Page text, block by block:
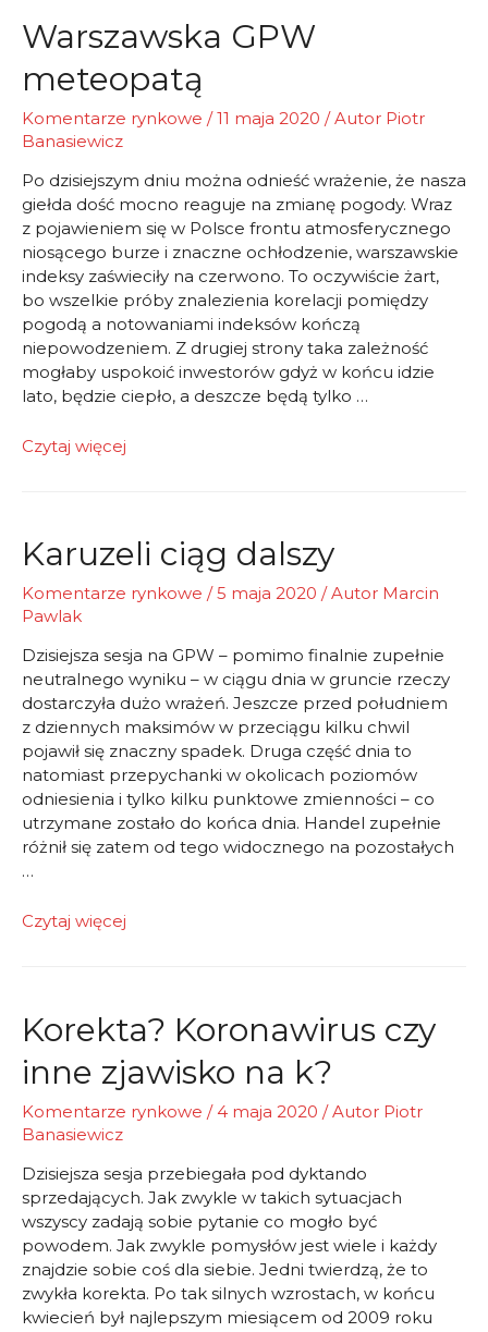
wysokim
tempie
Warszawska GPW
meteopatą
Komentarze rynkowe /11 maja 2020 / Autor Piotr
Banasiewicz
Po dzisiejszym dniu można odnieść wrażenie, że nasza
giełda dość mocno reaguje na zmianę pogody. Wraz
z pojawieniem się w Polsce frontu atmosferycznego
niosącego burze i znaczne ochłodzenie, warszawskie
indeksy zaświeciły na czerwono. To oczywiście żart,
bo wszelkie próby znalezienia korelacji pomiędzy
pogodą a notowaniami indeksów kończą
niepowodzeniem. Z drugiej strony taka zależność
mogłaby uspokoić inwestorów gdyż w końcu idzie
lato, będzie ciepło, a deszcze będą tylko …
Warszawska
Czytaj więcej
Karuzeli ciąg dalszy
Komentarze rynkowe /5 maja 2020 / Autor Marcin
Pawlak
Dzisiejsza sesja na GPW – pomimo finalnie zupełnie
neutralnego wyniku – w ciągu dnia w gruncie rzeczy
dostarczyła dużo wrażeń. Jeszcze przed południem
z dziennych maksimów w przeciągu kilku chwil
pojawił się znaczny spadek. Druga część dnia to
natomiast przepychanki w okolicach poziomów
odniesienia i tylko kilku punktowe zmienności – co
utrzymane zostało do końca dnia. Handel zupełnie
różnił się zatem od tego widocznego na pozostałych
…
Karuzeli
Czytaj więcej
Korekta? Koronawirus czy
inne zjawisko na k?
Komentarze rynkowe / 4 maja 2020 / Autor Piotr
Banasiewicz
Dzisiejsza sesja przebiegała pod dyktando
sprzedających. Jak zwykle w takich sytuacjach
wszyscy zadają sobie pytanie co mogło być
powodem. Jak zwykle pomysłów jest wiele i każdy
znajdzie sobie coś dla siebie. Jedni twierdzą, że to
zwykła korekta. Po tak silnych wzrostach, w końcu
kwiecień był najlepszym miesiącem od 2009 roku